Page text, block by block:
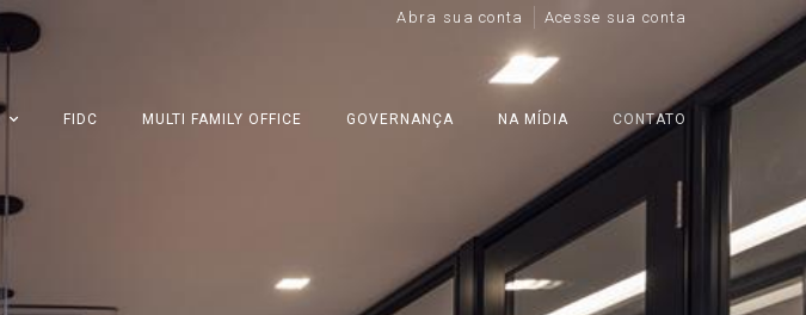
Abra sua conta Acesse sua conta
FIDC MULTI FAMILY OFFICE GOVERNANÇA NA MÍDIA CONTATO